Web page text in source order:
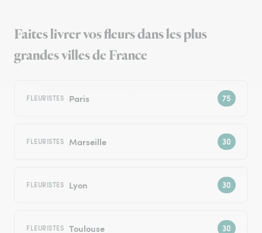
Faites livrer vos fleurs dans les plus
grandes villes de France
FLEURISTES Paris
FLEURISTES Marseille
FLEURISTES Lyon
FLEURISTES Toulouse